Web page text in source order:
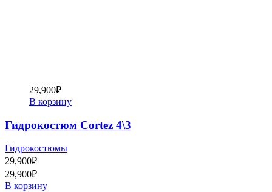
29,900₽
В корзину
Гидрокостюм Cortez 4\3
Гидрокостюмы
29,900₽
29,900₽
В корзину